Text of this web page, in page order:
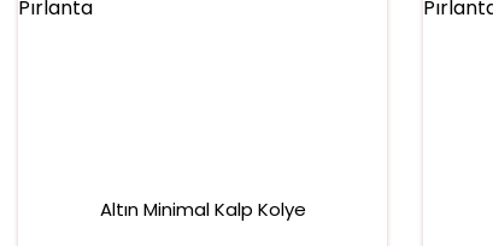
Altın Minimal Kalp Kolye